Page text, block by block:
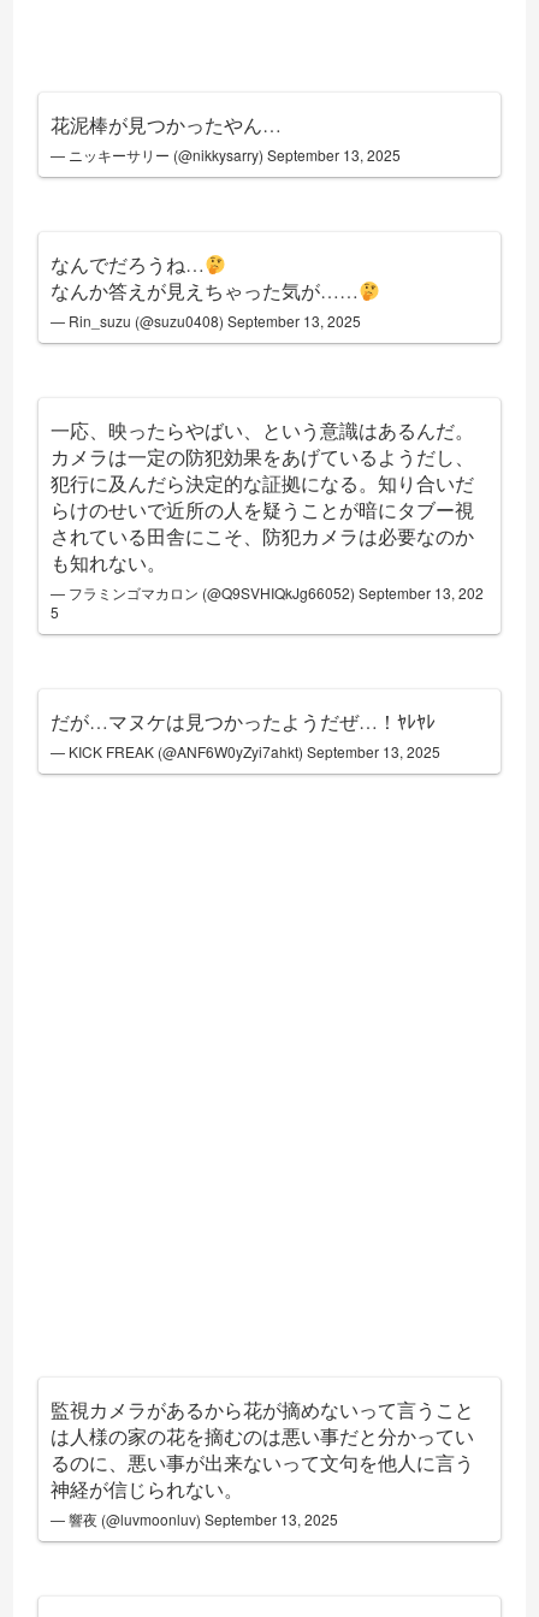
花泥棒が見つかったやん…
— ニッキーサリー (@nikkysarry)September 13, 2025
なんでだろうね…
なんか答えが見えちゃった気が……
— Rin_suzu (@suzu0408)September 13, 2025
一応、映ったらやばい、という意識はあるんだ。
カメラは一定の防犯効果をあげているようだし、
犯行に及んだら決定的な証拠になる。知り合いだ
らけのせいで近所の人を疑うことが暗にタブー視
されている田舎にこそ、防犯カメラは必要なのか
も知れない。
— フラミンゴマカロン (@Q9SVHIQkJg66052)September 13, 202
5
だが…マヌケは見つかったようだぜ…！ﾔﾚﾔﾚ
— KICK FREAK (@ANF6W0yZyi7ahkt)September 13, 2025
監視カメラがあるから花が摘めないって言うこと
は人様の家の花を摘むのは悪い事だと分かってい
るのに、悪い事が出来ないって文句を他人に言う
神経が信じられない。
— 響夜 (@luvmoonluv)September 13, 2025